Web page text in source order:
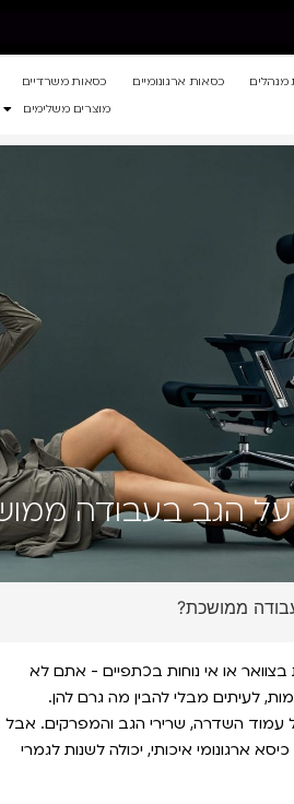
מנהלים כסאות ארגונומיים כסאות משרדיים
מוצרים משלימים
על הגב בעבודה
ממושכת?
או אי נוחות בכתפיים - אתם לא
לעיתים מבלי להבין מה גרם להן.
עמוד השדרה, שרירי הגב והמפרקים. אבל
ארגונומי איכותי, יכולה לשנות לגמרי